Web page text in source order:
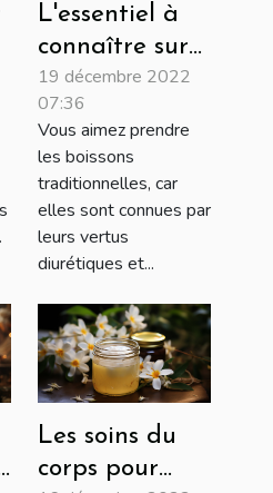
L'essentiel à
connaître sur
le maté
19 décembre 2022
07:36
Vous aimez prendre
les boissons
traditionnelles, car
elles sont connues par
leurs vertus
diurétiques et...
Les soins du
corps pour